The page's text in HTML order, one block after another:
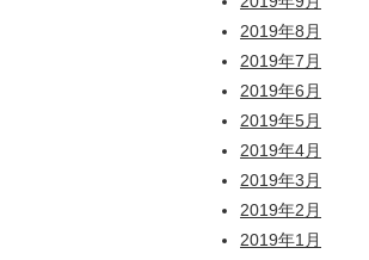
2019年8月
2019年7月
2019年6月
2019年5月
2019年4月
2019年3月
2019年2月
2019年1月